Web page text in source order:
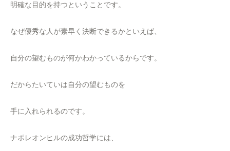
明確な目的を持つということです。
なぜ優秀な人が素早く決断できるかといえば、
自分の望むものが何かわかっているからです。
だからたいていは自分の望むものを
手に入れられるのです。
ナポレオンヒルの成功哲学には、